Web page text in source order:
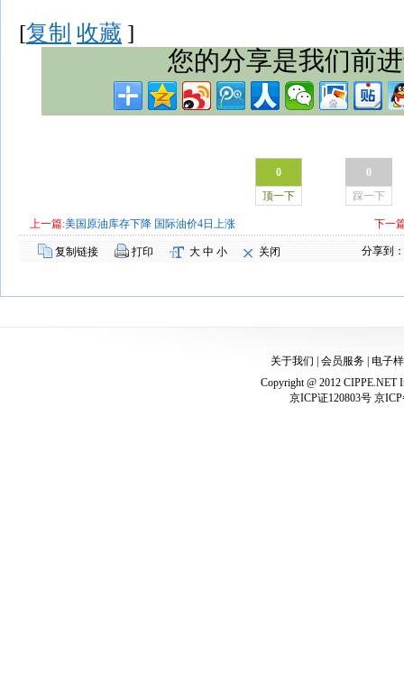
[复制 收藏 ]
您的分享是我们前
0
顶一下
0
踩一下
上一篇:美国原油库存下降 国际油价4日上涨 下一
复制链接 打印 大 中 小 关闭 分享到：
关于我们 会员服务| 电子
Copyright @ 2012 CIPPE.NET
京ICP证120803号 京